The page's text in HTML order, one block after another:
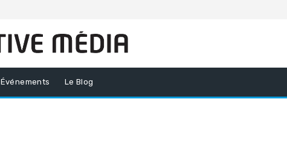
Événements Le Blog